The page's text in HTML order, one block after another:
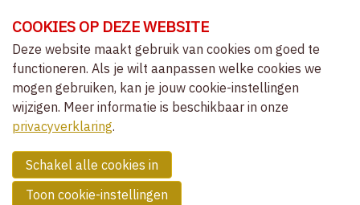
links
over
Spring
naar
de
navigatie
naar
de
inhoud
OVER VVCEPC
CLIËNTGERICHT-EXPERIËNTIEEL
NIEUWS
OVERZICHT ACTIVITEITEN
NIEUWS
COOKIES OP DEZE WEBSITE
Deze website maakt gebruik van cookies om goed te
functioneren. Als je wilt aanpassen welke cookies we
mogen gebruiken, kan je jouw cookie-instellingen
wijzigen. Meer informatie is beschikbaar in onze
privacyverklaring.
Schakel alle cookies in
Toon cookie-instellingen